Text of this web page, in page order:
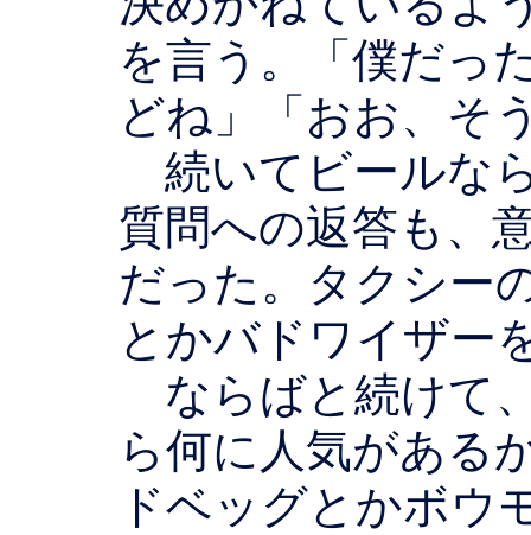
を言う。「僕だっ
どね」「おお、そ
続いてビールな
質問への返答も、
だった。タクシー
とかバドワイザー
ならばと続けて
ら何に人気がある
ドベッグとかボウ